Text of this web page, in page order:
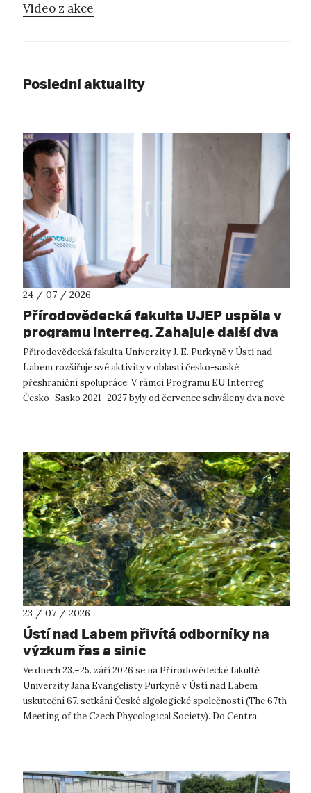
Video z akce
Poslední aktuality
24 / 07 / 2026
Přírodovědecká fakulta UJEP uspěla v
programu Interreg. Zahajuje další dva
přeshraniční projekty se saskými
partnery
Přírodovědecká fakulta Univerzity J. E. Purkyně v Ústí nad
Labem rozšiřuje své aktivity v oblasti česko-saské
přeshraniční spolupráce. V rámci Programu EU Interreg
Česko–Sasko 2021–2027 byly od července schváleny dva nové
23 / 07 / 2026
Ústí nad Labem přivítá odborníky na
výzkum řas a sinic
Ve dnech 23.–25. září 2026 se na Přírodovědecké fakultě
Univerzity Jana Evangelisty Purkyně v Ústí nad Labem
uskuteční 67. setkání České algologické společnosti (The 67th
Meeting of the Czech Phycological Society). Do Centra